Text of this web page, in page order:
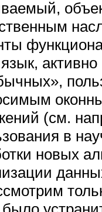
(см.
в
новых